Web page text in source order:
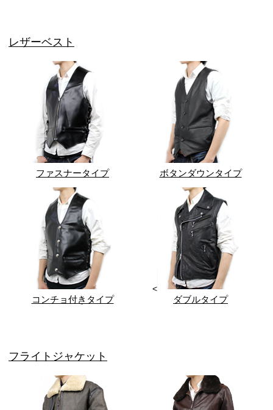
レザーベスト
ファスナータイプ ボタンダウンタイプ
コンチョ付きタイプ
<
ダブルタイプ
フライトジャケット